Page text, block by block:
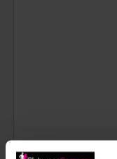
ANNABELLE